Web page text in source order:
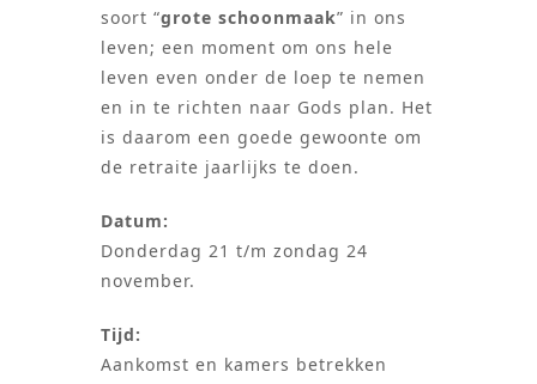
soort “grote schoonmaak” in ons
leven; een moment om ons hele
leven even onder de loep te nemen
en in te richten naar Gods plan. Het
is daarom een goede gewoonte om
de retraite jaarlijks te doen.
Datum:
Donderdag 21 t/m zondag 24
november.
Tijd:
Aankomst en kamers betrekken